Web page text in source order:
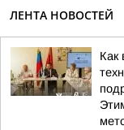
ЛЕНТА НОВОСТЕЙ
Как